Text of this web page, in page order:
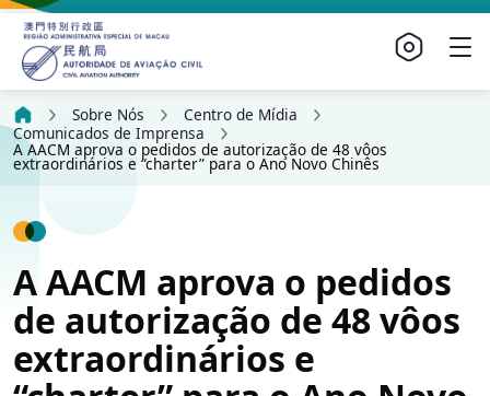
Sobre Nós
Centro de Mídia
Comunicados de Imprensa
A AACM aprova o pedidos de autorização de 48 vôos
extraordinários e “charter” para o Ano Novo Chinês
A AACM aprova o pedidos
de autorização de 48 vôos
extraordinários e